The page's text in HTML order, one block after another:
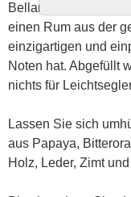
Bellamy’s Reserve
einen Rum aus der
einzigartigen und
Noten hat. Abgefüllt
nichts für
Lassen Sie sich
aus Papaya,
Holz, Leder, Zimt